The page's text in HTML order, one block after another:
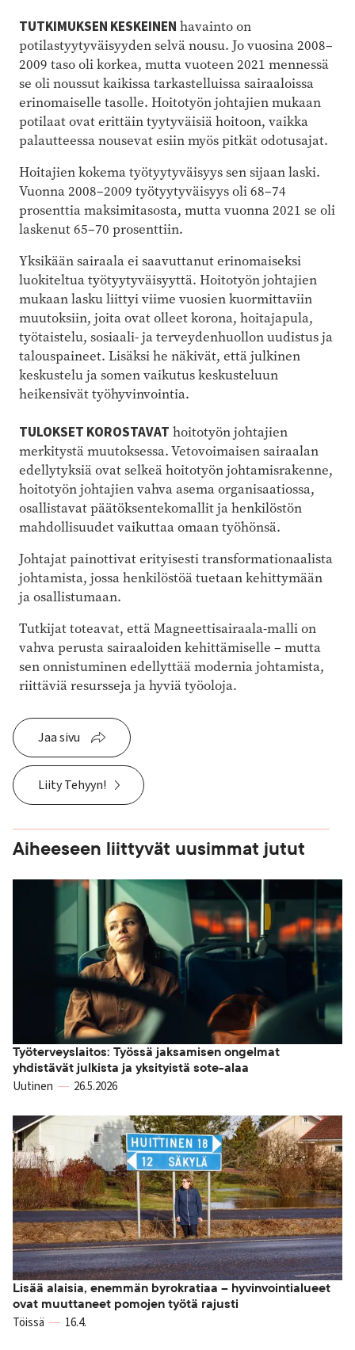
TUTKIMUKSEN KESKEINEN havainto on
potilastyytyväisyyden selvä nousu. Jo vuosina 2008–
2009 taso oli korkea, mutta vuoteen 2021 mennessä
se oli noussut kaikissa tarkastelluissa sairaaloissa
erinomaiselle tasolle. Hoitotyön johtajien mukaan
potilaat ovat erittäin tyytyväisiä hoitoon, vaikka
palautteessa nousevat esiin myös pitkät odotusajat.
Hoitajien kokema työtyytyväisyys sen sijaan laski.
Vuonna 2008–2009 työtyytyväisyys oli 68–74
prosenttia maksimitasosta, mutta vuonna 2021 se oli
laskenut 65–70 prosenttiin.
Yksikään sairaala ei saavuttanut erinomaiseksi
luokiteltua työtyytyväisyyttä. Hoitotyön johtajien
mukaan lasku liittyi viime vuosien kuormittaviin
muutoksiin, joita ovat olleet korona, hoitajapula,
työtaistelu, sosiaali- ja terveydenhuollon uudistus ja
talouspaineet. Lisäksi he näkivät, että julkinen
keskustelu ja somen vaikutus keskusteluun
heikensivät työhyvinvointia.
TULOKSET KOROSTAVAT hoitotyön johtajien
merkitystä muutoksessa. Vetovoimaisen sairaalan
edellytyksiä ovat selkeä hoitotyön johtamisrakenne,
hoitotyön johtajien vahva asema organisaatiossa,
osallistavat päätöksentekomallit ja henkilöstön
mahdollisuudet vaikuttaa omaan työhönsä.
Johtajat painottivat erityisesti transformationaalista
johtamista, jossa henkilöstöä tuetaan kehittymään
ja osallistumaan.
Tutkijat toteavat, että Magneettisairaala-malli on
vahva perusta sairaaloiden kehittämiselle – mutta
sen onnistuminen edellyttää modernia johtamista,
riittäviä resursseja ja hyviä työoloja.
Jaa sivu
Liity Tehyyn!
Aiheeseen liittyvät uusimmat jutut
Työterveyslaitos: Työssä jaksamisen ongelmat
yhdistävät julkista ja yksityistä sote-alaa
Uutinen 26.5.2026
Lisää alaisia, enemmän byrokratiaa – hyvinvointialueet
ovat muuttaneet pomojen työtä rajusti
Töissä 16.4.